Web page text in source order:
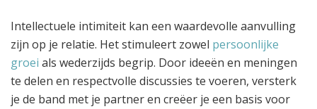
Intellectuele intimiteit kan een waardevolle aanvulling
zijn op je relatie. Het stimuleert zowel persoonlijke
groei als wederzijds begrip. Door ideeën en meningen
te delen en respectvolle discussies te voeren, versterk
je de band met je partner en creëer je een basis voor